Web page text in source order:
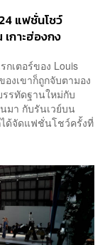
แฟชั่นโชว์
กาะฮ่องกง
กเตอร์ของ Louis
งเขาก็ถูกจับตามอง
รรทัดฐานใหม่กับ
มา กับรันเวย์บน
ด้จัดแฟชั่นโชว์ครั้งที่